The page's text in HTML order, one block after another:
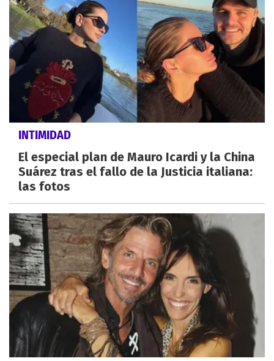
INTIMIDAD
El especial plan de Mauro Icardi y la China
Suárez tras el fallo de la Justicia italiana:
las fotos